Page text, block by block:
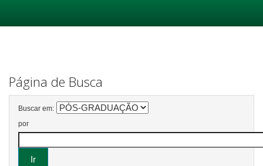
Página de Busca
Buscar em:
por